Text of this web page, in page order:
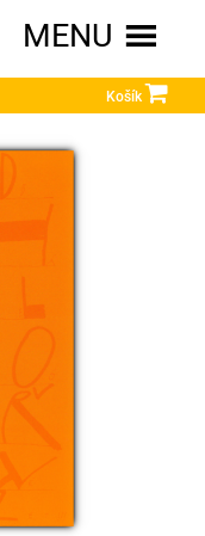
MENU
